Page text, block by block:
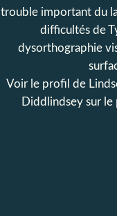
trouble important du
difficultés de
dysorthographie
Voir le profil de
Diddlindsey sur le